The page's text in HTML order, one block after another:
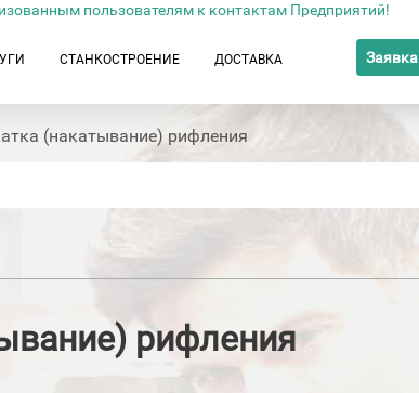
пользователям к контактам Предприятий!
СТАНКОСТРОЕНИЕ ДОСТАВКА Заявка
(накатывание) рифления
рифления